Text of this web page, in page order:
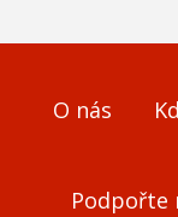
O nás
Podpořte